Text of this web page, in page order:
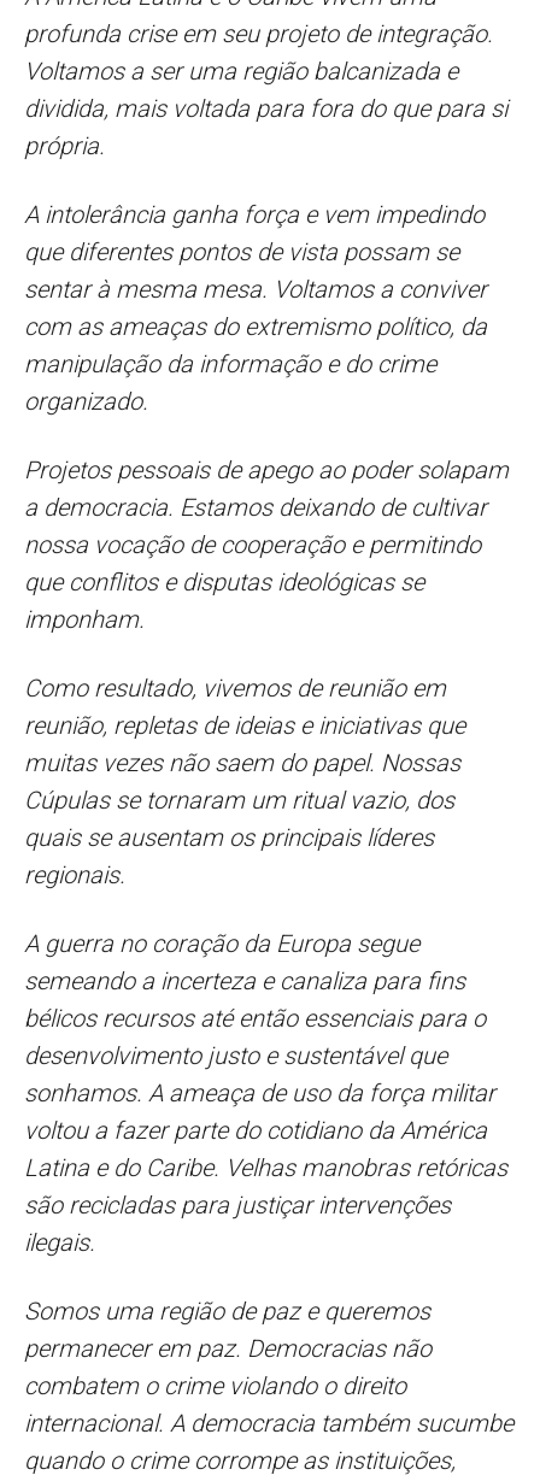
profunda crise em seu projeto de integração.
Voltamos a ser uma região balcanizada e
dividida, mais voltada para fora do que para si
própria.
A intolerância ganha força e vem impedindo
que diferentes pontos de vista possam se
sentar à mesma mesa. Voltamos a conviver
com as ameaças do extremismo político, da
manipulação da informação e do crime
organizado.
Projetos pessoais de apego ao poder solapam
a democracia. Estamos deixando de cultivar
nossa vocação de cooperação e permitindo
que conflitos e disputas ideológicas se
imponham.
Como resultado, vivemos de reunião em
reunião, repletas de ideias e iniciativas que
muitas vezes não saem do papel. Nossas
Cúpulas se tornaram um ritual vazio, dos
quais se ausentam os principais líderes
regionais.
A guerra no coração da Europa segue
semeando a incerteza e canaliza para fins
bélicos recursos até então essenciais para o
desenvolvimento justo e sustentável que
sonhamos. A ameaça de uso da força militar
voltou a fazer parte do cotidiano da América
Latina e do Caribe. Velhas manobras retóricas
são recicladas para justiçar intervenções
ilegais.
Somos uma região de paz e queremos
permanecer em paz. Democracias não
combatem o crime violando o direito
internacional. A democracia também sucumbe
quando o crime corrompe as instituições,